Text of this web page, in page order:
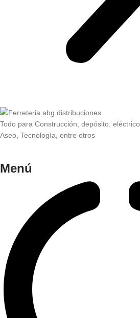
Todo para Construcción, depósito,
Aseo, Tecnología, entre otros
Menú